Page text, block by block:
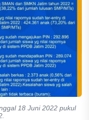
18 Juni 2022 pukul